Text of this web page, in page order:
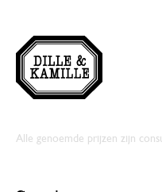
Alle genoemde prijzen zijn